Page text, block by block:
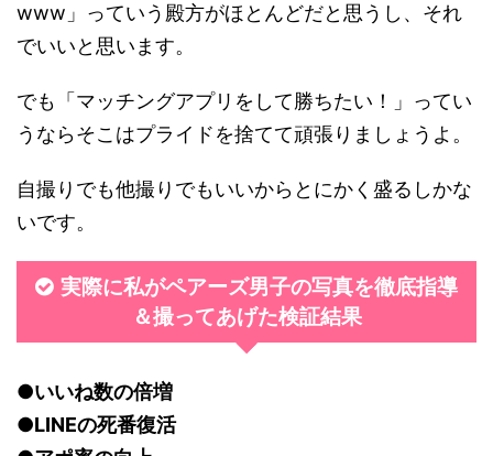
www」っていう殿方がほとんどだと思うし、それ
でいいと思います。
でも「マッチングアプリをして勝ちたい！」ってい
うならそこはプライドを捨てて頑張りましょうよ。
自撮りでも他撮りでもいいからとにかく盛るしかな
いです。
実際に私がペアーズ男子の写真を徹底指導
＆撮ってあげた検証結果
●いいね数の倍増
●LINEの死番復活